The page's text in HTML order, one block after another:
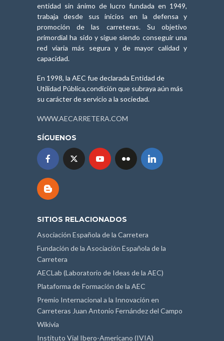
entidad sin ánimo de lucro fundada en 1949,
trabaja desde sus inicios en la defensa y
promoción de las carreteras. Su objetivo
primordial ha sido y sigue siendo conseguir una
red viaria más segura y de mayor calidad y
capacidad.
En 1998, la AEC fue declarada Entidad de
Utilidad Pública,condición que subraya aún más
su carácter de servicio a la sociedad.
WWW.AECARRETERA.COM
SÍGUENOS
SITIOS RELACIONADOS
Asociación Española de la Carretera
Fundación de la Asociación Española de la
Carretera
AECLab (Laboratorio de Ideas de la AEC)
Plataforma de Formación de la AEC
Premio Internacional a la Innovación en
Carreteras Juan Antonio Fernández del Campo
Wikivia
Instituto Vial Ibero-Americano (IVIA)